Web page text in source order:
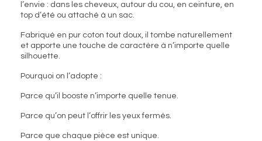
l’envie : dans les cheveux, autour du cou, en ceinture, en
top d’été ou attaché à un sac.
Fabriqué en pur coton tout doux, il tombe naturellement
et apporte une touche de caractère à n’importe quelle
silhouette.
Pourquoi on l’adopte :
Parce qu’il booste n’importe quelle tenue.
Parce qu’on peut l’offrir les yeux fermés.
Parce que chaque pièce est unique.